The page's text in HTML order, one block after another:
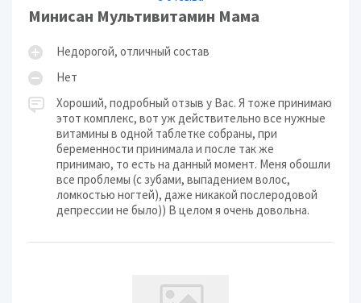
Минисан Мультивитамин Мама
Недорогой, отличный состав
Нет
Хороший, подробный отзыв у Вас. Я тоже принимаю
этот комплекс, вот уж действительно все нужные
витамины в одной таблетке собраны, при
беременности принимала и после так же
принимаю, то есть на данный момент. Меня обошли
все проблемы (с зубами, выпадением волос,
ломкостью ногтей), даже никакой послеродовой
депрессии не было)) В целом я очень довольна.